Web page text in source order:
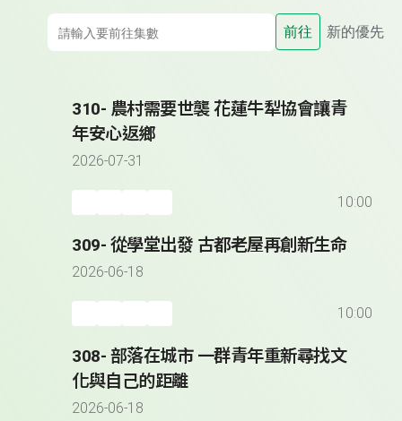
前往 新的優先
310- 農村需要世襲 花蓮牛犁協會讓青
年安心返鄉
2026-07-31
10:00
309- 從學堂出發 古都老屋再創新生命
2026-06-18
10:00
308- 部落在城市 一群青年重新尋找文
化與自己的距離
2026-06-18